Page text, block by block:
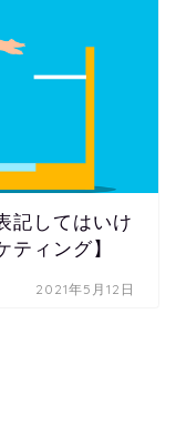
記してはいけ
ティング】
2021年5月12日